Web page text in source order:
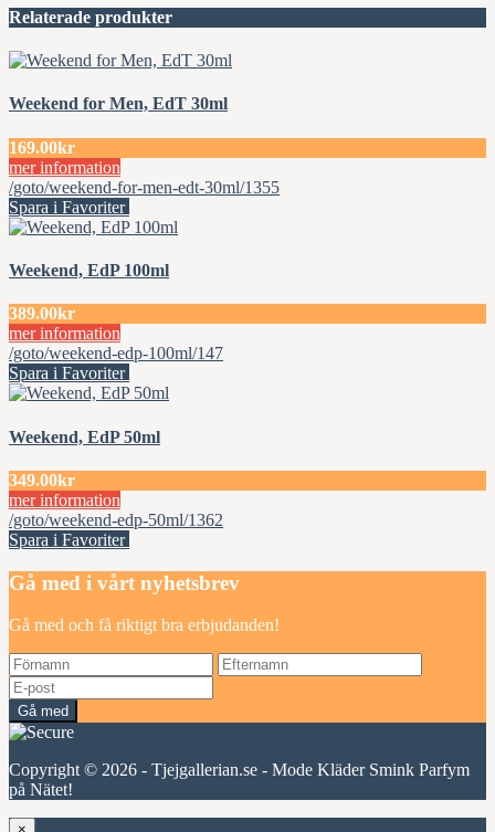
Relaterade produkter
Weekend for Men, EdT 30ml
169.00kr
mer information
/goto/weekend-for-men-edt-30ml/1355
Spara i Favoriter
Weekend, EdP 100ml
389.00kr
mer information
/goto/weekend-edp-100ml/147
Spara i Favoriter
Weekend, EdP 50ml
349.00kr
mer information
/goto/weekend-edp-50ml/1362
Spara i Favoriter
Gå med i vårt nyhetsbrev
Gå med och få riktigt bra erbjudanden!
Gå med
Copyright © 2026 - Tjejgallerian.se - Mode Kläder Smink Parfym
på Nätet!